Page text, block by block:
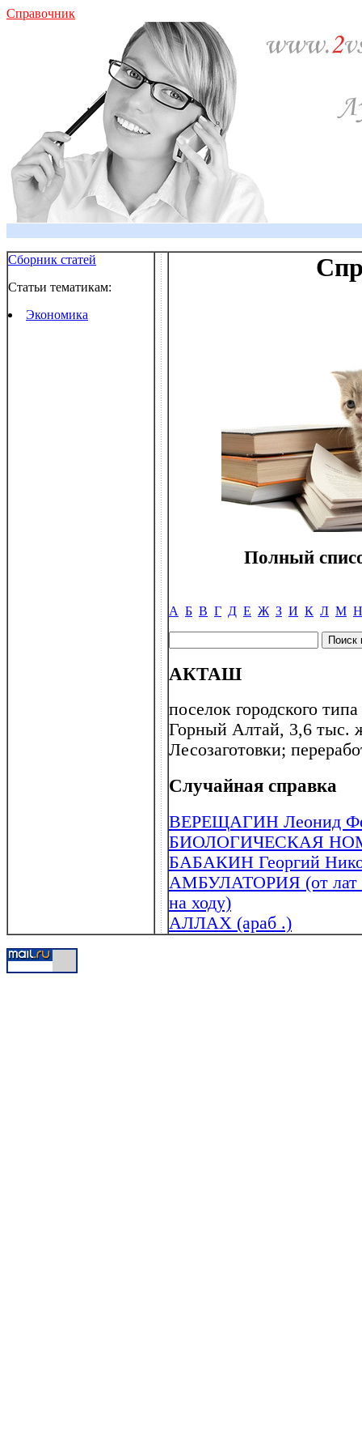
Справочник
Сборник статей
Статьи тематикам:
Экономика
Полный
А Б В Г Д Е Ж З И К Л М Н
АКТАШ
поселок городского
Горный Алтай, 3,6 тыс.
Лесозаготовки;
Случайная справка
ВЕРЕЩАГИН Леонид
БИОЛОГИЧЕСКАЯ
БАБАКИН Георгий
АМБУЛАТОРИЯ (от лат .
на ходу)
АЛЛАХ (араб .)